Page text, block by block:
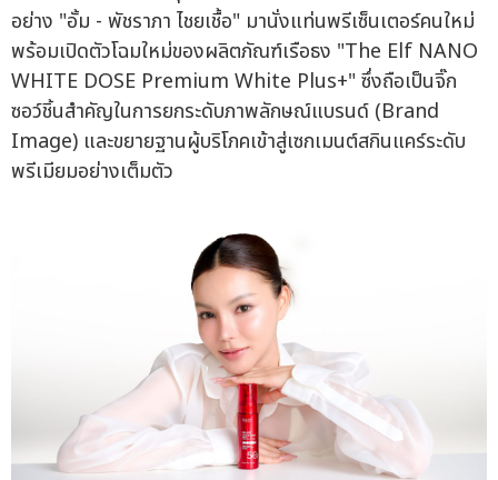
อย่าง "อั้ม - พัชราภา ไชยเชื้อ" มานั่งแท่นพรีเซ็นเตอร์คนใหม่
พร้อมเปิดตัวโฉมใหม่ของผลิตภัณฑ์เรือธง "The Elf NANO
WHITE DOSE Premium White Plus+" ซึ่งถือเป็นจิ๊ก
ซอว์ชิ้นสำคัญในการยกระดับภาพลักษณ์แบรนด์ (Brand
Image) และขยายฐานผู้บริโภคเข้าสู่เซกเมนต์สกินแคร์ระดับ
พรีเมียมอย่างเต็มตัว